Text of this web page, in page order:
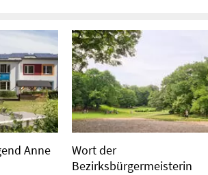
Anne
Wort der
Bezirksbürgermeisterin